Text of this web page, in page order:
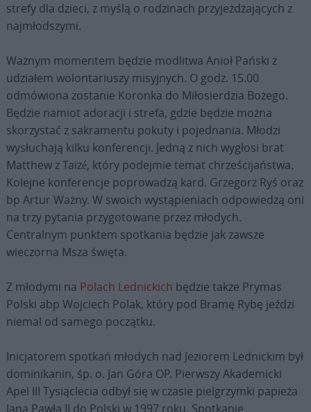
strefy dla dzieci, z myślą o rodzinach przyjeżdżających z
najmłodszymi.
Ważnym momentem będzie modlitwa Anioł Pański z
udziałem wolontariuszy misyjnych. O godz. 15.00
odmówiona zostanie Koronka do Miłosierdzia Bożego.
Będzie namiot adoracji i strefa, gdzie będzie można
skorzystać z sakramentu pokuty i pojednania. Młodzi
wysłuchają kilku konferencji. Jedną z nich wygłosi brat
Matthew z Taizé, który podejmie temat chrześcijaństwa.
Kolejne konferencje poprowadzą kard. Grzegorz Ryś oraz
bp Artur Ważny. W swoich wystąpieniach odpowiedzą oni
na trzy pytania przygotowane przez młodych.
Centralnym punktem spotkania będzie jak zawsze
wieczorna Msza święta.
Z młodymi na Polach Lednickich będzie także Prymas
Polski abp Wojciech Polak, który pod Bramę Rybę jeździ
niemal od samego początku.
Inicjatorem spotkań młodych nad Jeziorem Lednickim był
dominikanin, śp. o. Jan Góra OP. Pierwszy Akademicki
Apel III Tysiąclecia odbył się w czasie pielgrzymki papieża
Jana Pawła II do Polski w 1997 roku. Spotkanie